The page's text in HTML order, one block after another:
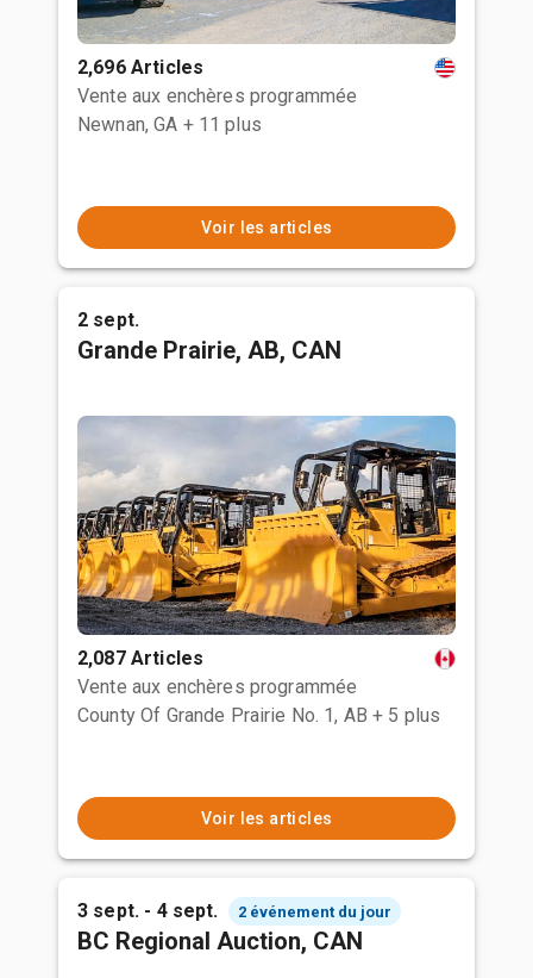
2,696 Articles
Vente aux enchères programmée
Newnan, GA + 11 plus
Voir les articles
2 sept.
Grande Prairie, AB, CAN
2,087 Articles
Vente aux enchères programmée
County Of Grande Prairie No. 1, AB + 5 plus
Voir les articles
3 sept. - 4 sept. 2 événement du jour
BC Regional Auction, CAN